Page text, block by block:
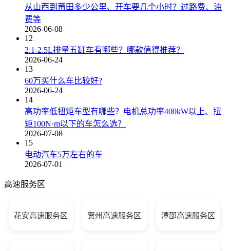
从山西到莆田多少公里、开车要几个小时？过路费、油
费等
2026-06-08
12
2.1-2.5L排量五缸车有哪些？哪款值得推荐？
2026-06-24
13
60万买什么车比较好?
2026-06-24
14
高功率低扭矩车型有哪些？电机总功率400kW以上、扭
矩100N·m以下的车怎么选？
2026-07-08
15
电动汽车5万左右的车
2026-07-01
高速服务区
花安高速服务区 贺州高速服务区 潭邵高速服务区